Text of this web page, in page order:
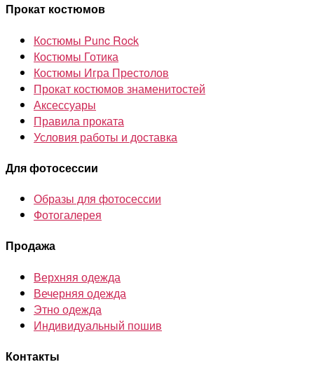
Прокат костюмов
Костюмы Punc Rock
Костюмы Готика
Костюмы Игра Престолов
Прокат костюмов знаменитостей
Аксессуары
Правила проката
Условия работы и доставка
Для фотосессии
Образы для фотосессии
Фотогалерея
Продажа
Верхняя одежда
Вечерняя одежда
Этно одежда
Индивидуальный пошив
Контакты